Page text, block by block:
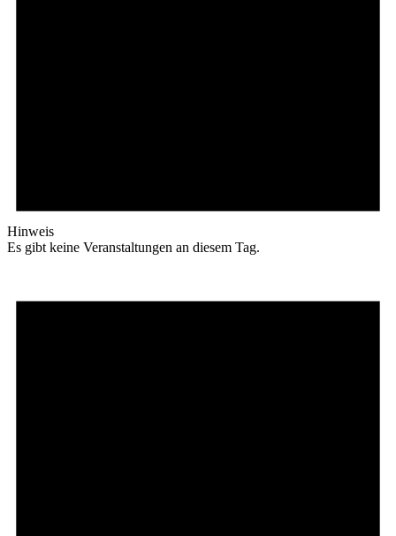
Hinweis
Es gibt keine Veranstaltungen an diesem Tag.